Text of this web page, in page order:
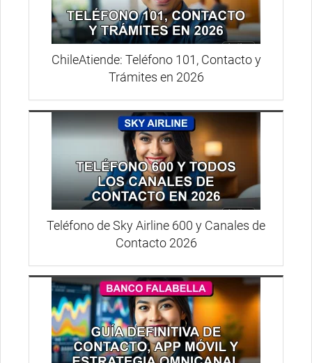
ChileAtiende: Teléfono 101, Contacto y
Trámites en 2026
Teléfono de Sky Airline 600 y Canales de
Contacto 2026